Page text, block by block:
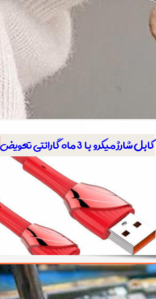
​ کابل شارژ میکرو با 3 ماه گارانتی تعویض​​​​​​​